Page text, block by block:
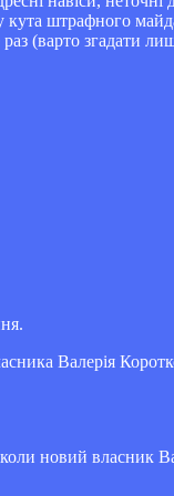
кута штрафного
раз (варто згадати
Валерія
новий власник